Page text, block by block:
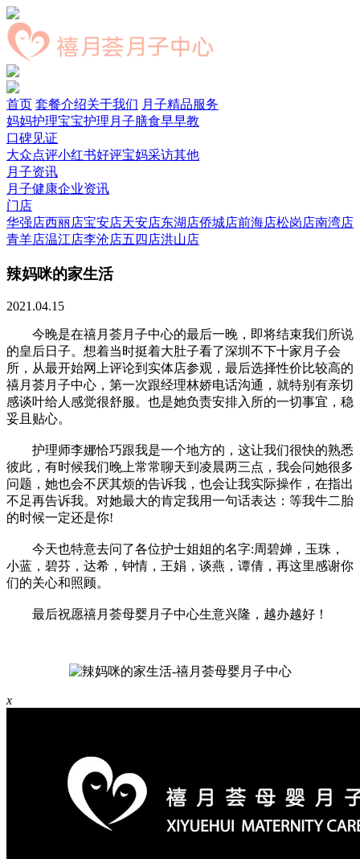
首页 套餐介绍关于我们 月子精品服务
妈妈护理宝宝护理 月子膳食早早教
口碑见证
大众点评小红书好评宝妈采访其他
月子资讯
月子健康企业资讯
门店
华强店西丽店宝安店天安店东湖店侨城店前海店松岗店南湾店
青羊店温江店李沧店五四店洪山店
辣妈咪的家生活
2021.04.15
今晚是在禧月荟月子中心的最后一晚，即将结束我们所说
的皇后日子。想着当时挺着大肚子看了深圳不下十家月子会
所，从最开始网上评论到实体店参观，最后选择性价比较高的
禧月荟月子中心，第一次跟经理林娇电话沟通，就特别有亲切
感谈叶给人感觉很舒服。也是她负责安排入所的一切事宜，稳
妥且贴心。
护理师李娜恰巧跟我是一个地方的，这让我们很快的熟悉
彼此，有时候我们晚上常常聊天到凌晨两三点，我会问她很多
问题，她也会不厌其烦的告诉我，也会让我实际操作，在指出
不足再告诉我。对她最大的肯定我用一句话表达：等我牛二胎
的时候一定还是你!
今天也特意去问了各位护士姐姐的名字:周碧婵，玉珠，
小蓝，碧芬，达希，钟情，王娟，谈燕，谭倩，再这里感谢你
们的关心和照顾。
最后祝愿禧月荟母婴月子中心生意兴隆，越办越好！
x